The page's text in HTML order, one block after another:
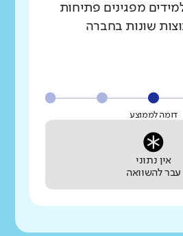
מפגינים פתיחות
שונות בחברה
דומה לממוצע
אין נתוני
עבר להשוואה